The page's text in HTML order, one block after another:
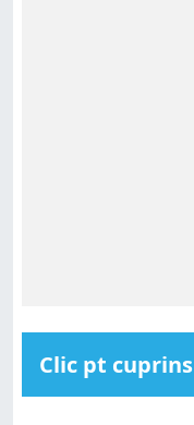
Clic pt cuprins